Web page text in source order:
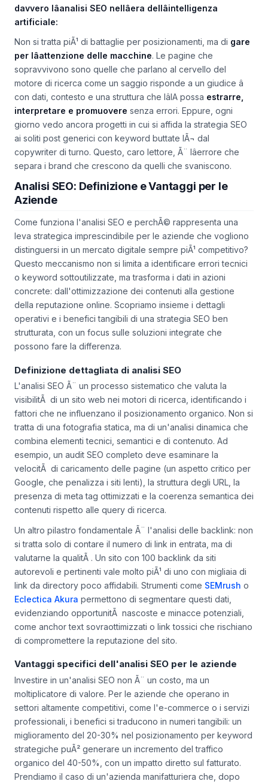
davvero lâanalisi SEO nellâera dellâintelligenza
artificiale:
Non si tratta piÃ¹ di battaglie per posizionamenti, ma di gare
per lâattenzione delle macchine. Le pagine che
sopravvivono sono quelle che parlano al cervello del
motore di ricerca come un saggio risponde a un giudice â
con dati, contesto e una struttura che lâIA possa estrarre,
interpretare e promuovere senza errori. Eppure, ogni
giorno vedo ancora progetti in cui si affida la strategia SEO
ai soliti post generici con keyword buttate lÃ¬ dal
copywriter di turno. Questo, caro lettore, Ã¨ lâerrore che
separa i brand che crescono da quelli che svaniscono.
Analisi SEO: Definizione e Vantaggi per le
Aziende
Come funziona l'analisi SEO e perchÃ© rappresenta una
leva strategica imprescindibile per le aziende che vogliono
distinguersi in un mercato digitale sempre piÃ¹ competitivo?
Questo meccanismo non si limita a identificare errori tecnici
o keyword sottoutilizzate, ma trasforma i dati in azioni
concrete: dall'ottimizzazione dei contenuti alla gestione
della reputazione online. Scopriamo insieme i dettagli
operativi e i benefici tangibili di una strategia SEO ben
strutturata, con un focus sulle soluzioni integrate che
possono fare la differenza.
Definizione dettagliata di analisi SEO
L'analisi SEO Ã¨ un processo sistematico che valuta la
visibilitÃ di un sito web nei motori di ricerca, identificando i
fattori che ne influenzano il posizionamento organico. Non si
tratta di una fotografia statica, ma di un'analisi dinamica che
combina elementi tecnici, semantici e di contenuto. Ad
esempio, un audit SEO completo deve esaminare la
velocitÃ di caricamento delle pagine (un aspetto critico per
Google, che penalizza i siti lenti), la struttura degli URL, la
presenza di meta tag ottimizzati e la coerenza semantica dei
contenuti rispetto alle query di ricerca.
Un altro pilastro fondamentale Ã¨ l'analisi delle backlink: non
si tratta solo di contare il numero di link in entrata, ma di
valutarne la qualitÃ . Un sito con 100 backlink da siti
autorevoli e pertinenti vale molto piÃ¹ di uno con migliaia di
link da directory poco affidabili. Strumenti come SEMrush o
Eclectica Akura permettono di segmentare questi dati,
evidenziando opportunitÃ nascoste e minacce potenziali,
come anchor text sovraottimizzati o link tossici che rischiano
di compromettere la reputazione del sito.
Vantaggi specifici dell'analisi SEO per le aziende
Investire in un'analisi SEO non Ã¨ un costo, ma un
moltiplicatore di valore. Per le aziende che operano in
settori altamente competitivi, come l'e-commerce o i servizi
professionali, i benefici si traducono in numeri tangibili: un
miglioramento del 20-30% nel posizionamento per keyword
strategiche puÃ² generare un incremento del traffico
organico del 40-50%, con un impatto diretto sul fatturato.
Prendiamo il caso di un'azienda manifatturiera che, dopo